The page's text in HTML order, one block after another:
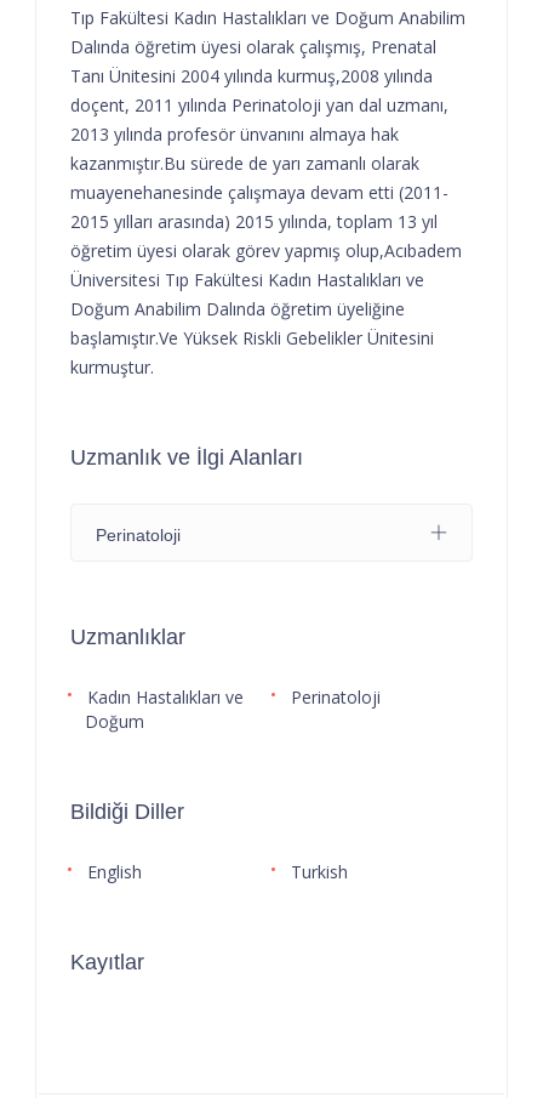
Tıp Fakültesi Kadın Hastalıkları ve Doğum Anabilim
Dalında öğretim üyesi olarak çalışmış, Prenatal
Tanı Ünitesini 2004 yılında kurmuş,2008 yılında
doçent, 2011 yılında Perinatoloji yan dal uzmanı,
2013 yılında profesör ünvanını almaya hak
kazanmıştır.Bu sürede de yarı zamanlı olarak
muayenehanesinde çalışmaya devam etti (2011-
2015 yılları arasında) 2015 yılında, toplam 13 yıl
öğretim üyesi olarak görev yapmış olup,Acıbadem
Üniversitesi Tıp Fakültesi Kadın Hastalıkları ve
Doğum Anabilim Dalında öğretim üyeliğine
başlamıştır.Ve Yüksek Riskli Gebelikler Ünitesini
kurmuştur.
Uzmanlık ve İlgi Alanları
Perinatoloji
Uzmanlıklar
Kadın Hastalıkları ve
Doğum
Perinatoloji
Bildiği Diller
English Turkish
Kayıtlar